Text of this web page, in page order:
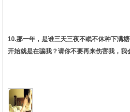
10.那一年，是谁三天三夜不眠不休种下满
开始就是在骗我？请你不要再来伤害我，